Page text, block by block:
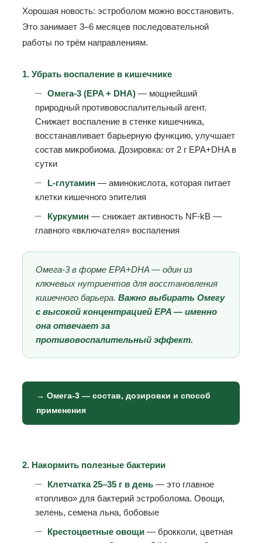
Хорошая новость: эстроболом можно восстановить.
Это занимает 3–6 месяцев последовательной
работы по трём направлениям.
1. Убрать воспаление в кишечнике
Омега-3 (EPA + DHA) — мощнейший
природный противовоспалительный агент.
Снижает воспаление в стенке кишечника,
восстанавливает барьерную функцию, улучшает
состав микробиома. Дозировка: от 2 г EPA+DHA в
сутки
L-глутамин — аминокислота, которая питает
клетки кишечного эпителия
Куркумин — снижает активность NF-kB —
главного «включателя» воспаления
Омега-3 в форме EPA+DHA — один из
ключевых нутриентов для восстановления
кишечного барьера. Важно выбирать Омегу
с высокой концентрацией EPA — именно
она отвечает за
противовоспалительный эффект.
→ Омега-3 — состав, дозировки и способ
применения
2. Накормить полезные бактерии
Клетчатка 25–35 г в день — это главное
«топливо» для бактерий эстроболома. Овощи,
зелень, семена льна, бобовые
Крестоцветные овощи — брокколи, цветная